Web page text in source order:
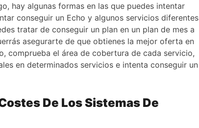
hay algunas formas en las que puedes intentar
conseguir un Echo y algunos servicios diferentes
tratar de conseguir un plan en un plan de mes a
asegurarte de que obtienes la mejor oferta en
comprueba el área de cobertura de cada servicio,
en determinados servicios e intenta conseguir un
De Los Sistemas De